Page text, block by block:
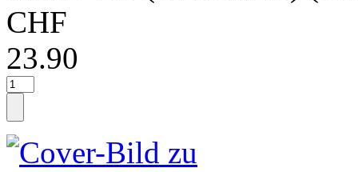
CHF
23.90